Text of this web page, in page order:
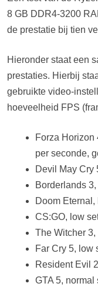
8 GB DDR4-3200
de prestatie bij tien
Hieronder staat een
prestaties. Hierbij
gebruikte video-
hoeveelheid FPS
Forza Horizon
per seconde,
Devil May Cry
Borderlands
Doom
CS:GO, low
The Witcher
Far Cry 5, low
Resident Evil
GTA 5,